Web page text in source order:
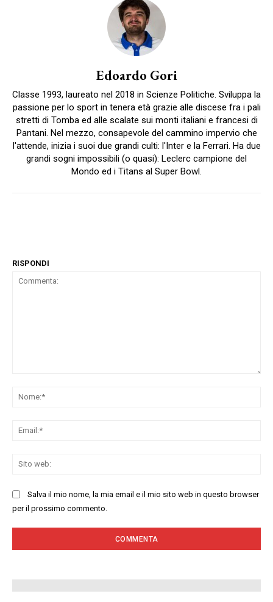
Edoardo Gori
Classe 1993, laureato nel 2018 in Scienze Politiche. Sviluppa la
passione per lo sport in tenera età grazie alle discese fra i pali
stretti di Tomba ed alle scalate sui monti italiani e francesi di
Pantani. Nel mezzo, consapevole del cammino impervio che
l'attende, inizia i suoi due grandi culti: l'Inter e la Ferrari. Ha due
grandi sogni impossibili (o quasi): Leclerc campione del
Mondo ed i Titans al Super Bowl.
RISPONDI
Salva il mio nome, la mia email e il mio sito web in questo browser
per il prossimo commento.